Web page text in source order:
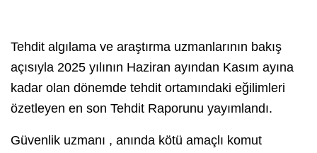
Tehdit algılama ve araştırma uzmanlarının bakış
açısıyla 2025 yılının Haziran ayından Kasım ayına
kadar olan dönemde tehdit ortamındaki eğilimleri
özetleyen en son Tehdit Raporunu yayımlandı.
Güvenlik uzmanı , anında kötü amaçlı komut